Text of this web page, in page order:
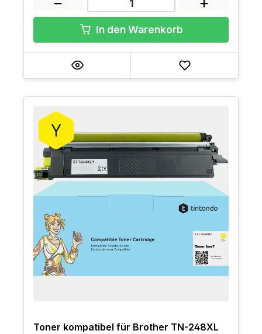
In den Warenkorb
Toner kompatibel für Brother TN-248XL